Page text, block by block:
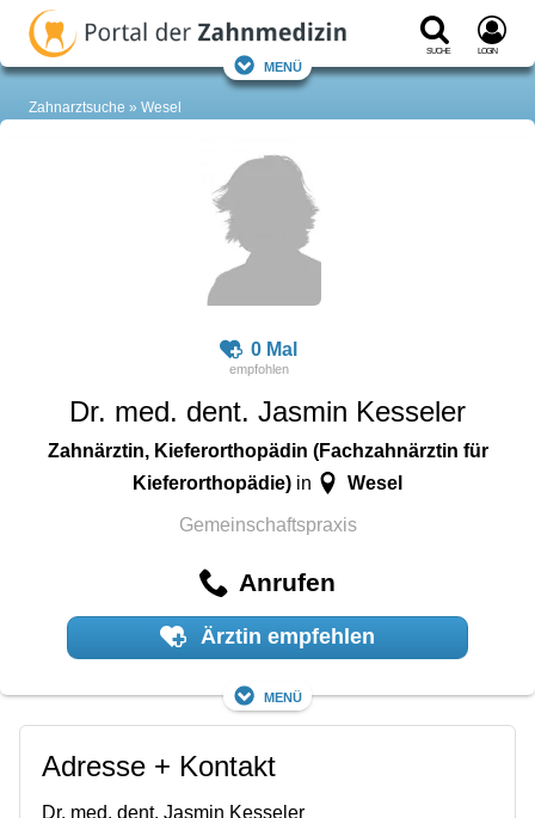
Suche Login
Menü
Zahnarztsuche Wesel
0 Mal
Dr. med. dent. Jasmin Kesseler
Zahnärztin, Kieferorthopädin (Fachzahnärztin für
Kieferorthopädie) in Wesel
Gemeinschaftspraxis
Anrufen
Ärztin empfehlen
Menü
Adresse + Kontakt
Dr. med. dent. Jasmin Kesseler